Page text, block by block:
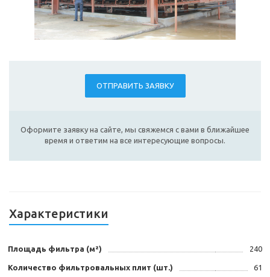
ОТПРАВИТЬ ЗАЯВКУ
Оформите заявку на сайте, мы свяжемся с вами в ближайшее
время и ответим на все интересующие вопросы.
Характеристики
Площадь фильтра (м²) 240
Количество фильтровальных плит (шт.) 61